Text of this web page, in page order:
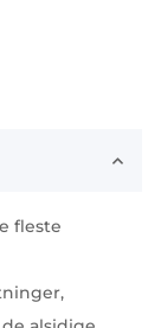
fleste